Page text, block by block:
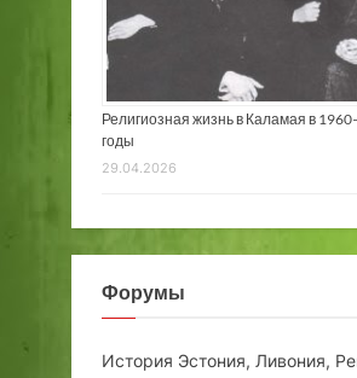
Религиозная жизнь в Каламая в
годы
29.04.2026
Форумы
История Эстония, Ливония,